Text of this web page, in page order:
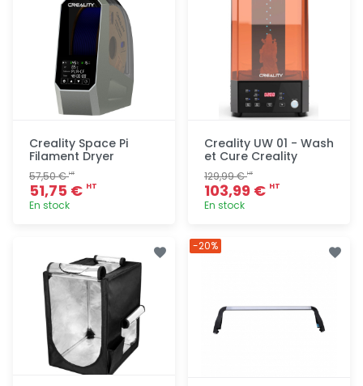
Creality Space Pi
Filament Dryer
57,50 €HT
51,75 € HT
En stock
rapide
Creality UW 01 - Wash
et Cure Creality
129,99 €HT
103,99 € HT
En stock
-20%